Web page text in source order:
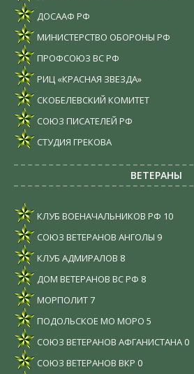
ДОСААФ РФ
МИНИСТЕРСТВО ОБОРОНЫ РФ
ПРОФСОЮЗ ВС РФ
РИЦ «КРАСНАЯ ЗВЕЗДА»
СКОБЕЛЕВСКИЙ КОМИТЕТ
СОЮЗ ПИСАТЕЛЕЙ РФ
СТУДИЯ ГРЕКОВА
ВЕТЕРАНЫ
КЛУБ ВОЕНАЧАЛЬНИКОВ РФ 10
СОЮЗ ВЕТЕРАНОВ АНГОЛЫ 9
КЛУБ АДМИРАЛОВ 8
ДОМ ВЕТЕРАНОВ ВС РФ 8
МОРПОЛИТ7
ПОДОЛЬСКОЕ МО МОРО 5
СОЮЗ ВЕТЕРАНОВ АФГАНИСТАНА 0
СОЮЗ ВЕТЕРАНОВ ВКР 0